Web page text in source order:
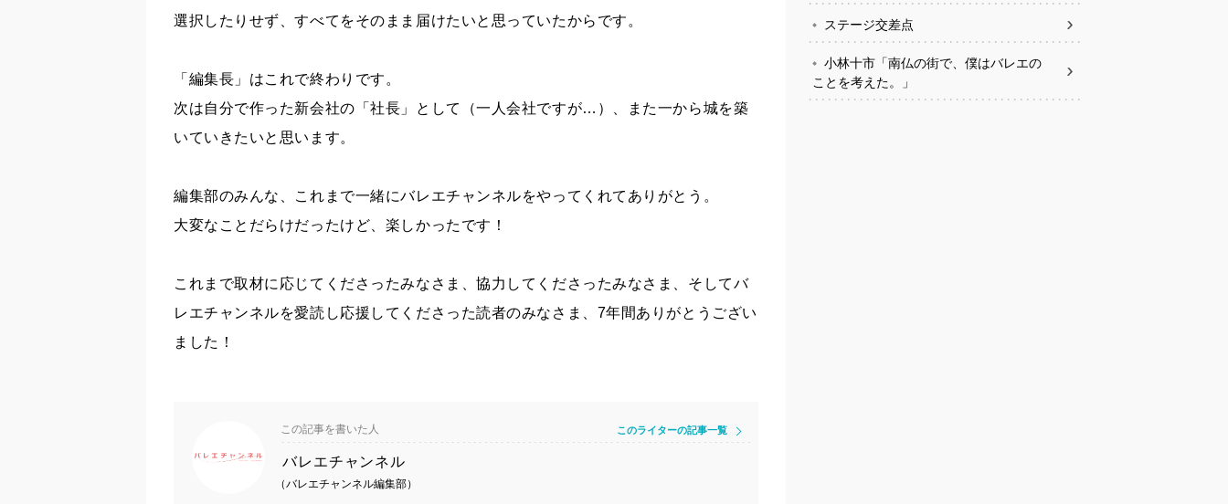
選択したりせず、すべてをそのまま届けたいと思っていたからです。
「編集長」はこれで終わりです。
次は自分で作った新会社の「社長」として（一人会社ですが…）、また一から城を築
いていきたいと思います。
編集部のみんな、これまで一緒にバレエチャンネルをやってくれてありがとう。
大変なことだらけだったけど、楽しかったです！
これまで取材に応じてくださったみなさま、協力してくださったみなさま、そしてバ
レエチャンネルを愛読し応援してくださった読者のみなさま、 7年間ありがとうござい
ました！
この記事を書いた人 このライターの記事一覧
バレエチャンネル
（バレエチャンネル編集部）
ステージ交差点
小林十市「南仏の街で、僕はバレエの
ことを考えた。」